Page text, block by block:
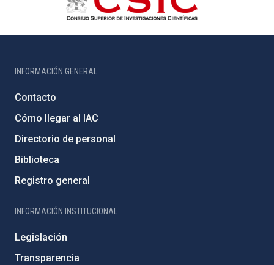
INFORMACIÓN GENERAL
Contacto
Cómo llegar al IAC
Directorio de personal
Biblioteca
Registro general
INFORMACIÓN INSTITUCIONAL
Legislación
Transparencia